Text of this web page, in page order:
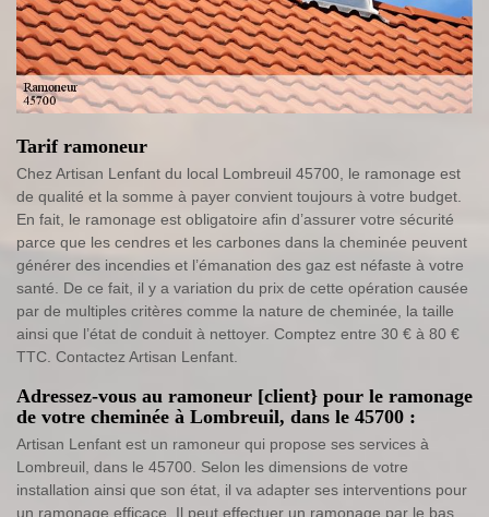
Tarif ramoneur
Chez Artisan Lenfant du local Lombreuil 45700, le ramonage est
de qualité et la somme à payer convient toujours à votre budget.
En fait, le ramonage est obligatoire afin d’assurer votre sécurité
parce que les cendres et les carbones dans la cheminée peuvent
générer des incendies et l’émanation des gaz est néfaste à votre
santé. De ce fait, il y a variation du prix de cette opération causée
par de multiples critères comme la nature de cheminée, la taille
ainsi que l’état de conduit à nettoyer. Comptez entre 30 € à 80 €
TTC. Contactez Artisan Lenfant.
Adressez-vous au ramoneur [client} pour le ramonage
de votre cheminée à Lombreuil, dans le 45700 :
Artisan Lenfant est un ramoneur qui propose ses services à
Lombreuil, dans le 45700. Selon les dimensions de votre
installation ainsi que son état, il va adapter ses interventions pour
un ramonage efficace. Il peut effectuer un ramonage par le bas.